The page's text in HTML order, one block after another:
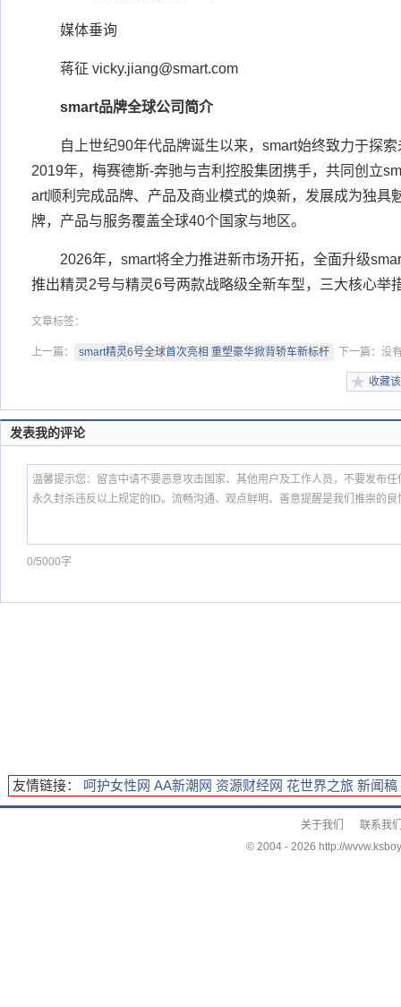
媒体垂询
蒋征 vicky.jiang@smart.com
smart品牌全球公司简介
自上世纪90年代品牌诞生以来，smart始终致力于探
2019年，梅赛德斯-奔驰与吉利控股集团携手，共同创立
art顺利完成品牌、产品及商业模式的焕新，发展成为独具
牌，产品与服务覆盖全球40个国家与地区。
2026年，smart将全力推进新市场开拓，全面升级
推出精灵2号与精灵6号两款战略级全新车型，三大核心举
文章标签：
上一篇： smart精灵6号全球首次亮相 重塑豪华掀背轿车新标杆 下一篇：没
收藏
发表我的评论
0/5000字
友情链接： 呵护女性网 AA新潮网 资源财经网 花世界之旅 新闻稿
关于我们
联系我
© 2004 - 2026 http://